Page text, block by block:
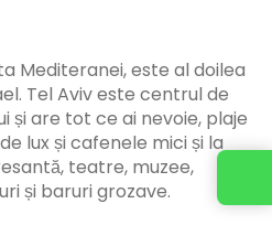
Mediteranei, este al doilea
Tel Aviv este centrul de
și are tot ce ai nevoie, plaje
lux și cafenele mici și la
teatre, muzee,
și baruri grozave.